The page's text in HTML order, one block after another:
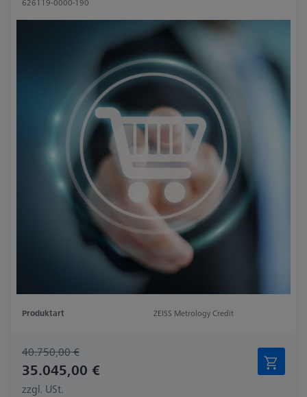
Produktart ZEISS Metrology Credit
40.750,00 €
35.045,00 €
zzgl. USt.